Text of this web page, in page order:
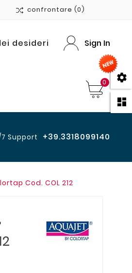


confrontare (0)
desideri Sign In
0
Support +39.3318099140
Cod. COL 212